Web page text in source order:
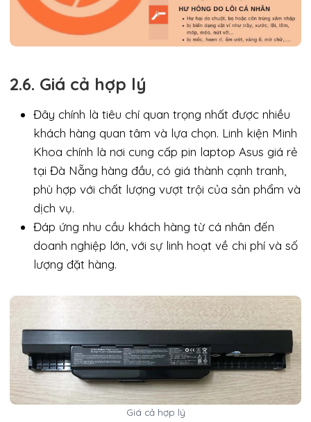
2.6. Giá cả hợp lý
Đây chính là tiêu chí quan trọng nhất được nhiều
khách hàng quan tâm và lựa chọn. Linh kiện Minh
Khoa chính là nơi cung cấp pin laptop Asus giá rẻ
tại Đà Nẵng hàng đầu, có giá thành cạnh tranh,
phù hợp với chất lượng vượt trội của sản phẩm và
dịch vụ.
Đáp ứng nhu cầu khách hàng từ cá nhân đến
doanh nghiệp lớn, với sự linh hoạt về chi phí và số
lượng đặt hàng.
Giá cả hợp lý